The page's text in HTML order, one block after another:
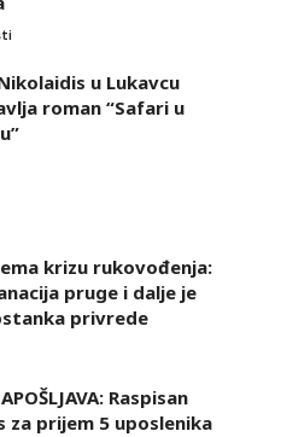
u Lukavcu
roman “Safari u
krizu rukovođenja:
pruge i dalje je
privrede
Raspisan
za prijem 5 uposlenika